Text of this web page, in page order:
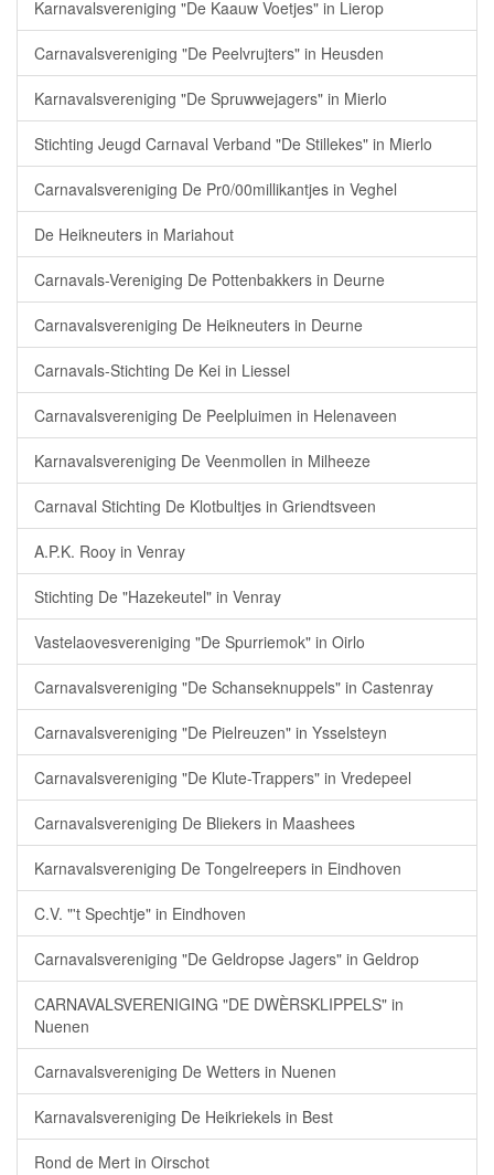
Karnavalsvereniging "De Kaauw Voetjes" in Lierop
Carnavalsvereniging "De Peelvrujters" in Heusden
Karnavalsvereniging "De Spruwwejagers" in Mierlo
Stichting Jeugd Carnaval Verband "De Stillekes" in Mierlo
Carnavalsvereniging De Pr0/00millikantjes in Veghel
De Heikneuters in Mariahout
Carnavals-Vereniging De Pottenbakkers in Deurne
Carnavalsvereniging De Heikneuters in Deurne
Carnavals-Stichting De Kei in Liessel
Carnavalsvereniging De Peelpluimen in Helenaveen
Karnavalsvereniging De Veenmollen in Milheeze
Carnaval Stichting De Klotbultjes in Griendtsveen
A.P.K. Rooy in Venray
Stichting De "Hazekeutel" in Venray
Vastelaovesvereniging "De Spurriemok" in Oirlo
Carnavalsvereniging "De Schanseknuppels" in Castenray
Carnavalsvereniging "De Pielreuzen" in Ysselsteyn
Carnavalsvereniging "De Klute-Trappers" in Vredepeel
Carnavalsvereniging De Bliekers in Maashees
Karnavalsvereniging De Tongelreepers in Eindhoven
C.V. "'t Spechtje" in Eindhoven
Carnavalsvereniging "De Geldropse Jagers" in Geldrop
CARNAVALSVERENIGING "DE DWÈRSKLIPPELS" in
Nuenen
Carnavalsvereniging De Wetters in Nuenen
Karnavalsvereniging De Heikriekels in Best
Rond de Mert in Oirschot